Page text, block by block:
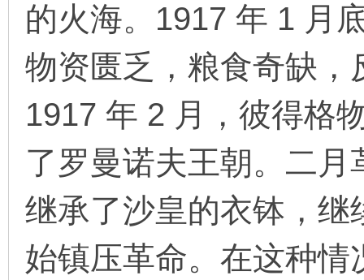
的火海。1917 年 1 月
物资匮乏，粮食奇缺
1917 年 2 月，彼得格
了罗曼诺夫王朝。二
继承了沙皇的衣钵，
始镇压革命。在这种